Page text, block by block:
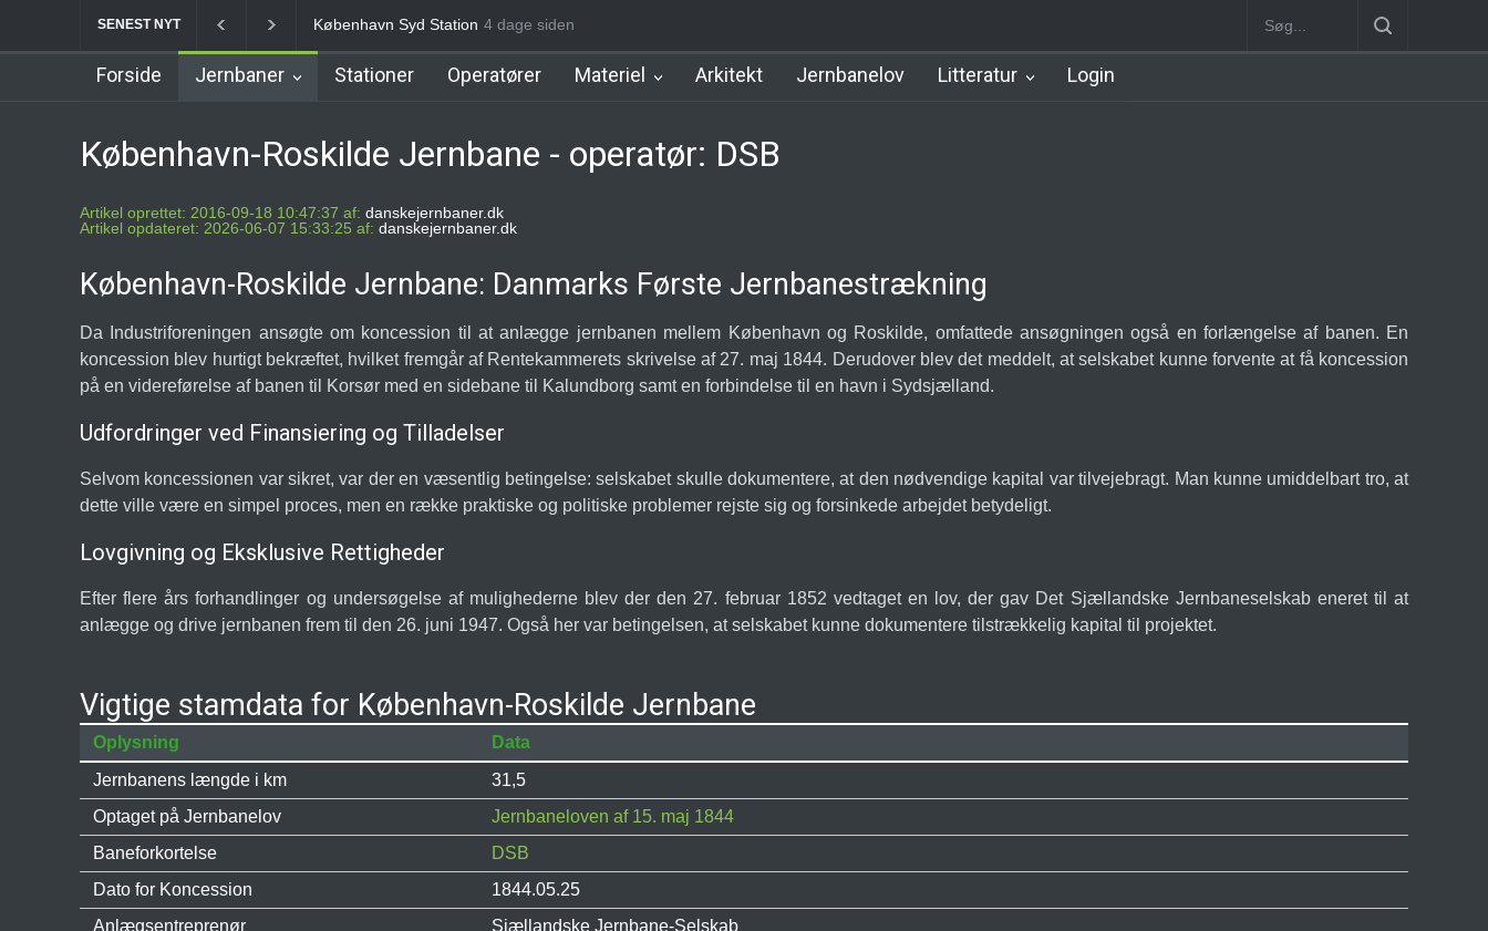
SENEST NYT Nørrebro B Station [1886-1930] Nørrebro A Station [1886-1930] Nørreport Station Vanløse Station [1898-
4 dage siden
Forside Jernbaner Stationer Operatører Materiel Arkitekt Jernbanelov Litteratur Login
København-Roskilde Jernbane - operatør: DSB
Artikel oprettet: 2016-09-18 10:47:37 af: danskejernbaner.dk
Artikel opdateret: 2026-06-07 15:33:25 af: danskejernbaner.dk
København-Roskilde Jernbane: Danmarks Første Jernbanestrækning
Da Industriforeningen ansøgte om koncession til at anlægge jernbanen mellem København og Roskilde, omfattede ansøgningen også en forlængelse af banen. En
koncession blev hurtigt bekræftet, hvilket fremgår af Rentekammerets skrivelse af 27. maj 1844. Derudover blev det meddelt, at selskabet kunne forvente at få koncession
på en videreførelse af banen til Korsør med en sidebane til Kalundborg samt en forbindelse til en havn i Sydsjælland.
Udfordringer ved Finansiering og Tilladelser
Selvom koncessionen var sikret, var der en væsentlig betingelse: selskabet skulle dokumentere, at den nødvendige kapital var tilvejebragt. Man kunne umiddelbart tro, at
dette ville være en simpel proces, men en række praktiske og politiske problemer rejste sig og forsinkede arbejdet betydeligt.
Lovgivning og Eksklusive Rettigheder
Efter flere års forhandlinger og undersøgelse af mulighederne blev der den 27. februar 1852 vedtaget en lov, der gav Det Sjællandske Jernbaneselskab eneret til at
anlægge og drive jernbanen frem til den 26. juni 1947. Også her var betingelsen, at selskabet kunne dokumentere tilstrækkelig kapital til projektet.
Vigtige stamdata for København-Roskilde Jernbane
Oplysning
Data
Jernbanens længde i km
31,5
Optaget på Jernbanelov
Jernbaneloven af 15. maj 1844
Baneforkortelse
DSB
Dato for Koncession
1844.05.25
Anlægsentreprenør
Sjællandske Jernbane-Selskab